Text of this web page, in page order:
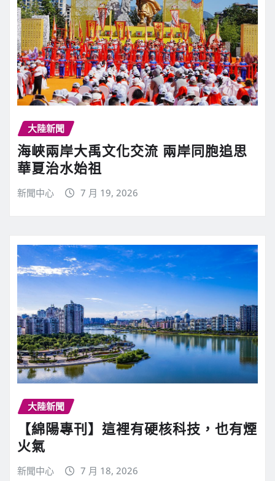
大陸新聞
海峽兩岸大禹文化交流 兩岸同胞追思
華夏治水始祖
新聞中心 7 月 19, 2026
大陸新聞
【綿陽專刊】這裡有硬核科技，也有煙
火氣
新聞中心 7 月 18, 2026